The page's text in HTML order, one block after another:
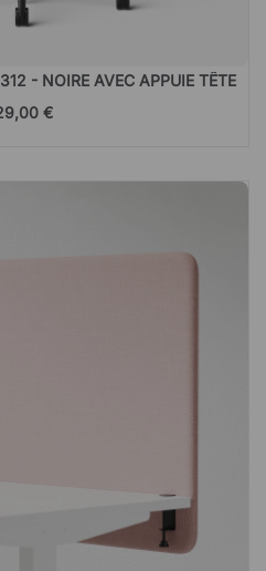
- NOIRE AVEC APPUIE TÊTE
€